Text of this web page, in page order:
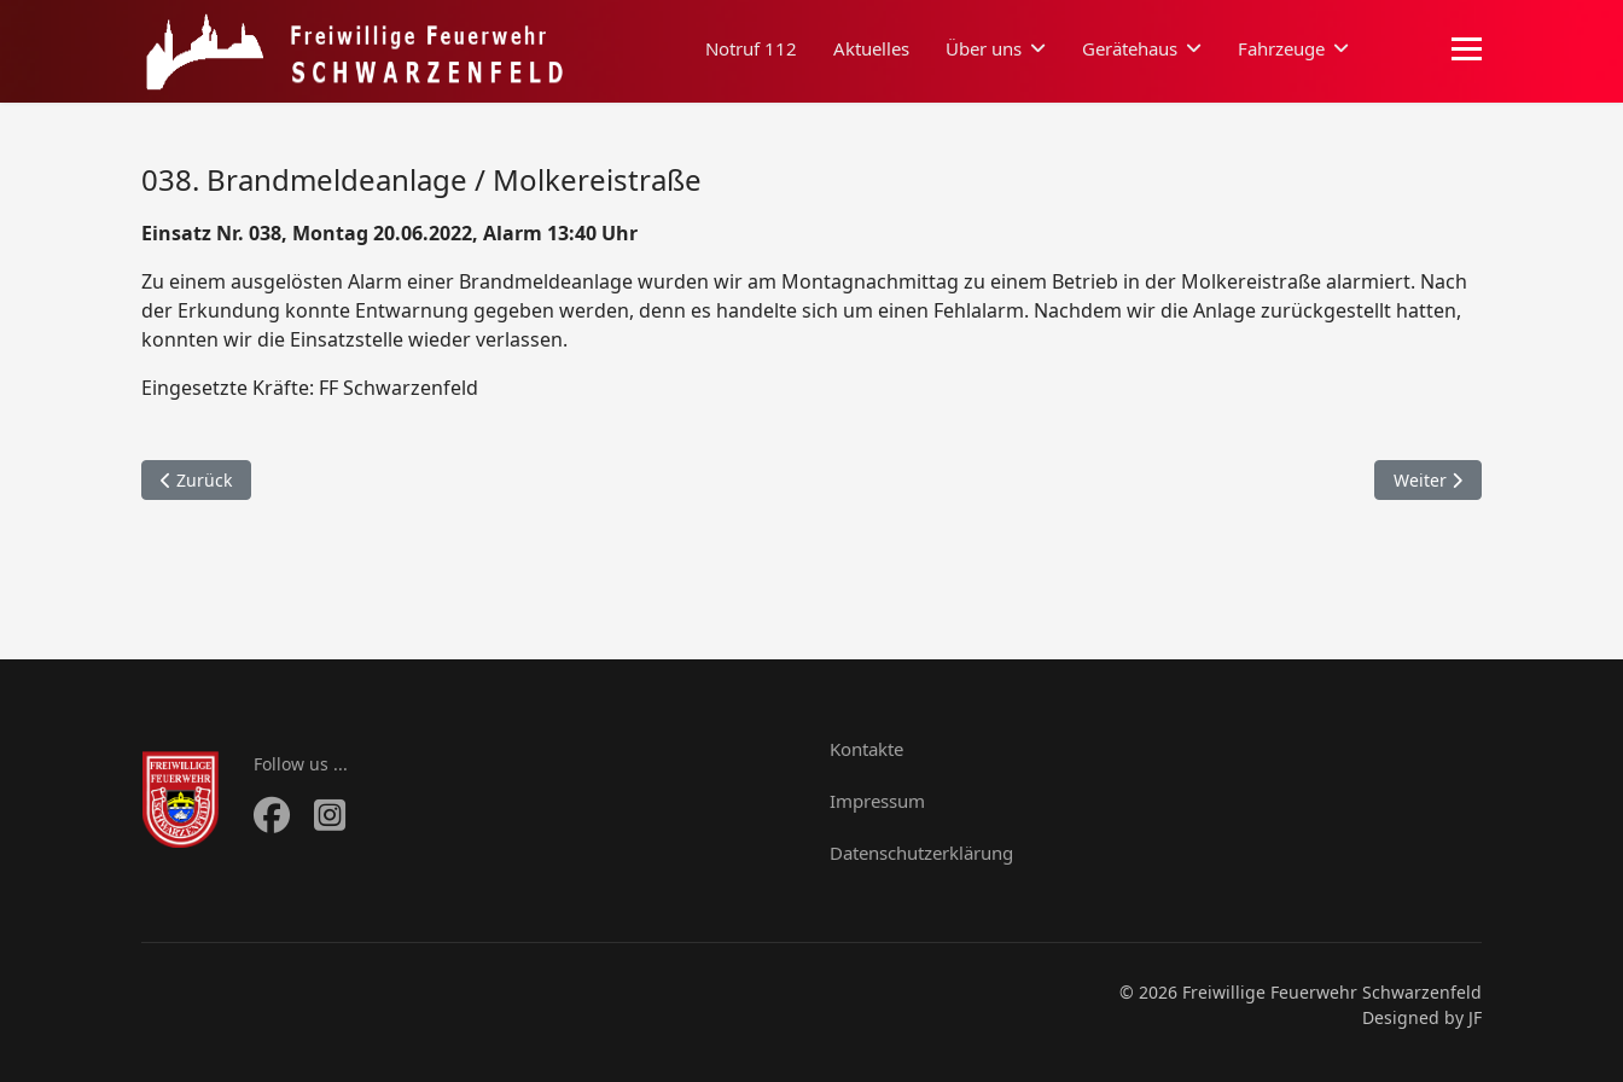
Notruf 112 Aktuelles Über uns Gerätehaus Fahrzeuge
038. Brandmeldeanlage / Molkereistraße
Einsatz Nr. 038, Montag 20.06.2022, Alarm 13:40 Uhr
Zu einem ausgelösten Alarm einer Brandmeldeanlage wurden wir am Montagnachmittag zu einem Betrieb in der Molkereistraße alarmiert. Nach
der Erkundung konnte Entwarnung gegeben werden, denn es handelte sich um einen Fehlalarm. Nachdem wir die Anlage zurückgestellt hatten,
konnten wir die Einsatzstelle wieder verlassen.
Eingesetzte Kräfte: FF Schwarzenfeld
Vorheriger Beitrag: 039. Wasserrettung / Murner See
Zurück Nächster Beitrag: 037.
Weiter
Follow us ...
Kontakte
Impressum
Datenschutzerklärung
© 2026 Freiwillige Feuerwehr Schwarzenfeld
Designed by JF